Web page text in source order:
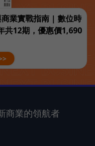
業實戰指南 | 數位時
共12期，優惠價1,690
商業的領航者